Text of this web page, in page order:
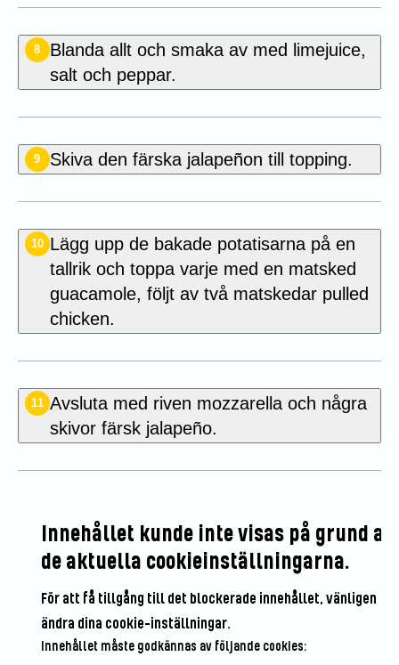
8
Blanda allt och smaka av med limejuice,
salt och peppar.
9 Skiva den färska jalapeñon till topping.
10 Lägg upp de bakade potatisarna på en
tallrik och toppa varje med en matsked
guacamole, följt av två matskedar pulled
chicken.
11 Avsluta med riven mozzarella och några
skivor färsk jalapeño.
Innehållet kunde inte visas på grund av
de aktuella cookieinställningarna.
För att få tillgång till det blockerade innehållet, vänligen
ändra dina cookie-inställningar.
Innehållet måste godkännas av följande cookies: